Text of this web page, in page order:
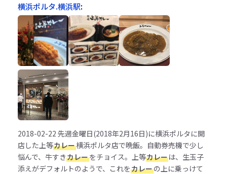
横浜ポルタ.横浜駅:
2018-02-22 先週金曜日(2018年2月16日)に横浜ポルタに開
店した上等カレー横浜ポルタ店で晩飯。自動券売機で少し
悩んで、牛すきカレーをチョイス。上等カレーは、生玉子
添えがデフォルトのようで、これをカレーの上に乗っけて